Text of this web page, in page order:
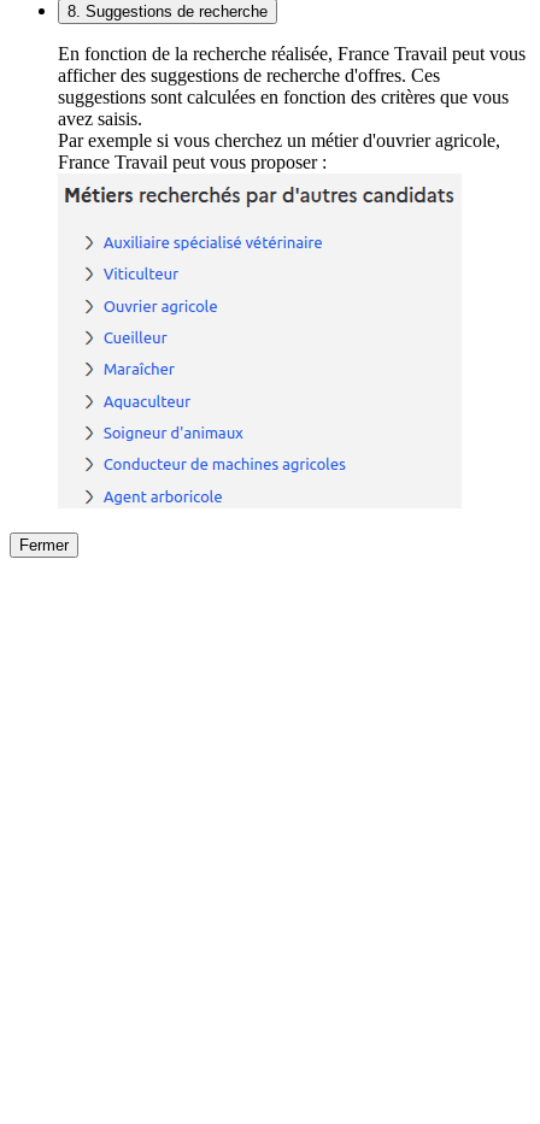
8. Suggestions de recherche
En fonction de la recherche réalisée, France Travail peut vous
afficher des suggestions de recherche d'offres. Ces
suggestions sont calculées en fonction des critères que vous
avez saisis.
Par exemple si vous cherchez un métier d'ouvrier agricole,
France Travail peut vous proposer :
Fermer